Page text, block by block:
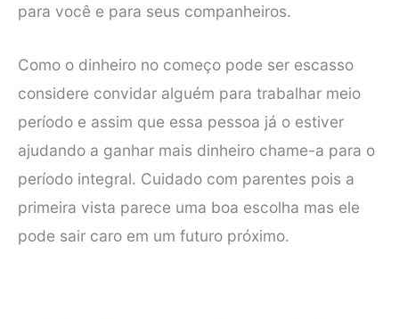
para você e para seus companheiros.
Como o dinheiro no começo pode ser escasso
considere convidar alguém para trabalhar meio
período e assim que essa pessoa já o estiver
ajudando a ganhar mais dinheiro chame-a para o
período integral. Cuidado com parentes pois a
primeira vista parece uma boa escolha mas ele
pode sair caro em um futuro próximo.